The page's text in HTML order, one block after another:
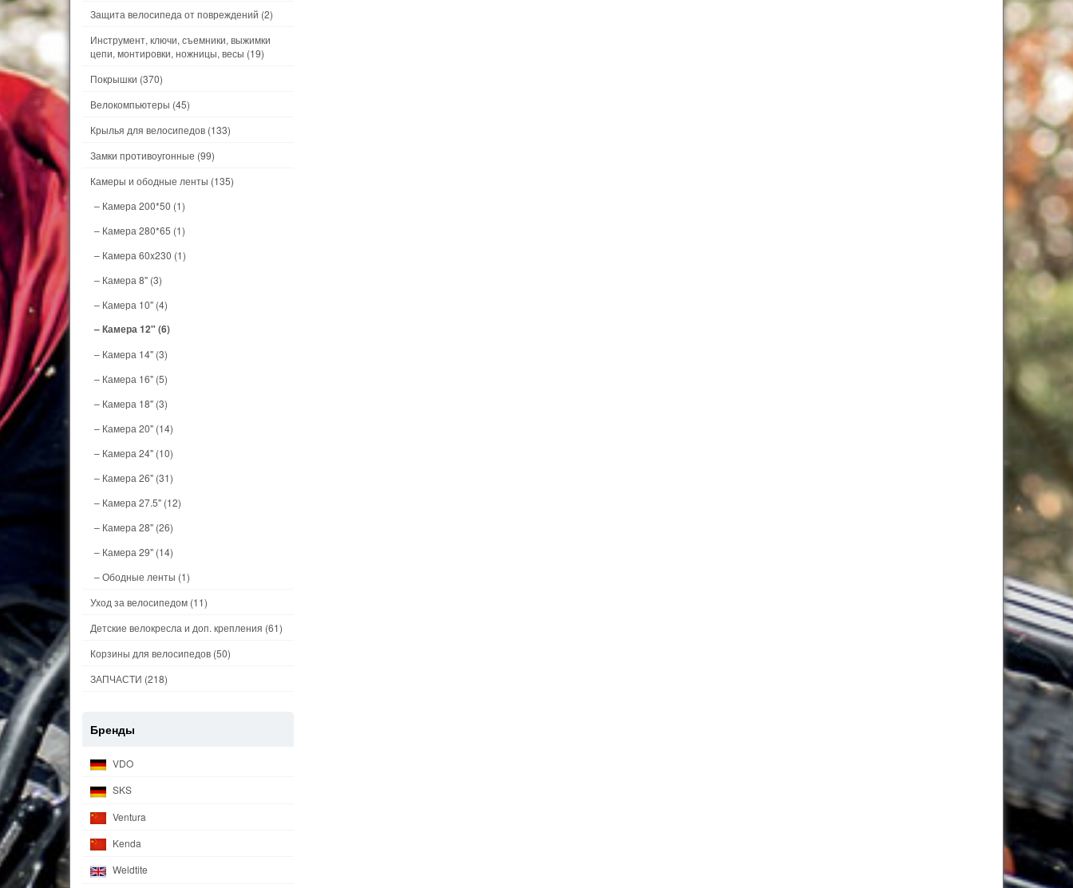
Защита велосипеда от повреждений (2)
Инструмент, ключи, съемники, выжимки
цепи, монтировки, ножницы, весы (19)
Покрышки (370)
Велокомпьютеры (45)
Крылья для велосипедов (133)
Замки противоугонные (99)
Камеры и ободные ленты (135)
– Камера 200*50 (1)
– Камера 280*65 (1)
– Камера 60x230 (1)
– Камера 8" (3)
– Камера 10" (4)
– Камера 12" (6)
– Камера 14" (3)
– Камера 16" (5)
– Камера 18" (3)
– Камера 20" (14)
– Камера 24" (10)
– Камера 26" (31)
– Камера 27.5" (12)
– Камера 28" (26)
– Камера 29" (14)
– Ободные ленты (1)
Уход за велосипедом (11)
Детские велокресла и доп. крепления (61)
Корзины для велосипедов (50)
ЗАПЧАСТИ (218)
Бренды
VDO
SKS
Ventura
Kenda
Weldtite